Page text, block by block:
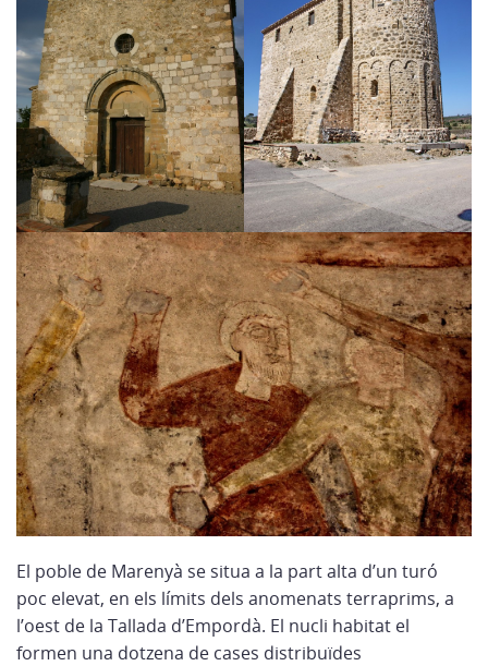
El poble de Marenyà se situa a la part alta d’un turó
poc elevat, en els límits dels anomenats terraprims, a
l’oest de la Tallada d’Empordà. El nucli habitat el
formen una dotzena de cases distribuïdes